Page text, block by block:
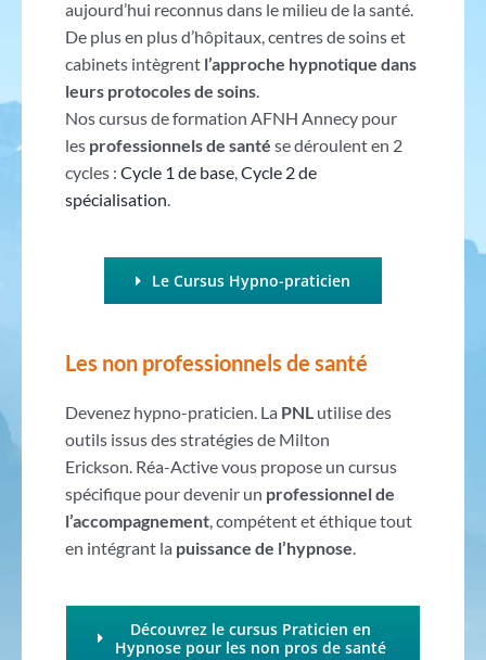
aujourd’hui reconnus dans le milieu de la santé.
De plus en plus d’hôpitaux, centres de soins et
cabinets intègrent l’approche hypnotique dans
leurs protocoles de soins.
Nos cursus de formation AFNH Annecy pour
les professionnels de santé se déroulent en 2
cycles : Cycle 1 de base,Cycle 2 de
spécialisation.
Le Cursus Hypno-praticien
Les non professionnels de santé
Devenez hypno-praticien. La PNLutilise des
outils issus des stratégies de Milton
Erickson. Réa-Active vous propose un cursus
spécifique pour devenir un professionnel de
l’accompagnement, compétent et éthique tout
en intégrant la puissance de l’hypnose.
Découvrez le cursus Praticien en
Hypnose pour les non pros de santé